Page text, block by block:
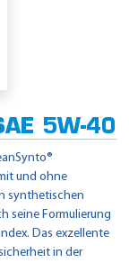
5W-40
und ohne
synthetischen
seine Formulierung
Das exzellente
in der